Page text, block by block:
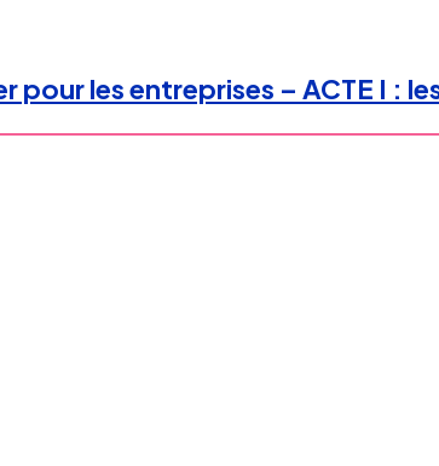
pour les entreprises – ACTE I :